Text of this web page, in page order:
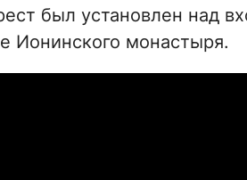
был установлен над
Ионинского монастыря.